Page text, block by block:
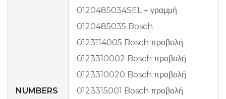
NUMBERS
0120485034SEL + γραμμή
0120485035 Bosch
0123114005 Bosch προβολή
0123310002 Bosch προβολή
0123310020 Bosch προβολή
0123315001 Bosch προβολή